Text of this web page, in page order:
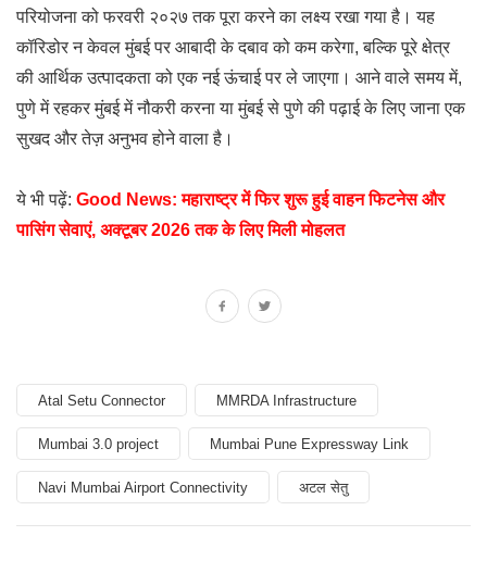
परियोजना को फरवरी २०२७ तक पूरा करने का लक्ष्य रखा गया है। यह
कॉरिडोर न केवल मुंबई पर आबादी के दबाव को कम करेगा, बल्कि पूरे क्षेत्र
की आर्थिक उत्पादकता को एक नई ऊंचाई पर ले जाएगा। आने वाले समय में,
पुणे में रहकर मुंबई में नौकरी करना या मुंबई से पुणे की पढ़ाई के लिए जाना एक
सुखद और तेज़ अनुभव होने वाला है।
ये भी पढ़ें: Good News: महाराष्ट्र में फिर शुरू हुई वाहन फिटनेस और
पासिंग सेवाएं, अक्टूबर 2026 तक के लिए मिली मोहलत
Atal Setu Connector MMRDA Infrastructure
Mumbai 3.0 project Mumbai Pune Expressway Link
Navi Mumbai Airport Connectivity अटल सेतु